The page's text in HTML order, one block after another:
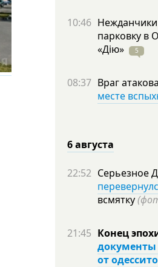
10:46
парковку в
«Дію»
5
08:37 Враг
месте
6 августа
22:52 Серьезное
всмятку
21:45 Конец
документы
от